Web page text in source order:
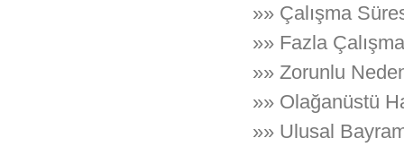
»» Çalışma
»» Fazla Çalışma
»» Zorunlu
»» Olağanüstü
»» Ulusal